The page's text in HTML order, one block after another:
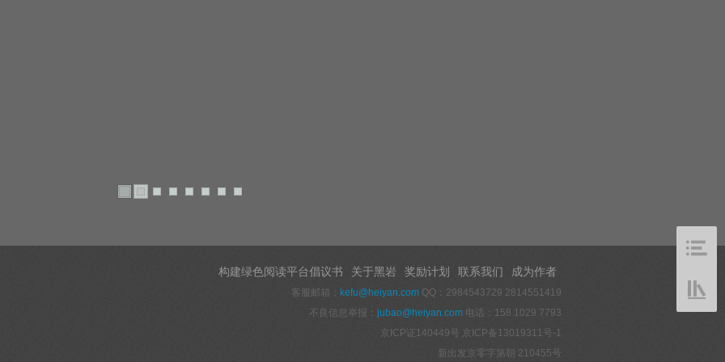
构建绿色阅读平台倡议书 关于黑岩 奖励计划 联系我们 成为作者
客服邮箱： kefu@heiyan.com QQ：2984543729 2814551419
不良信息举报： jubao@heiyan.com 电话：158 1029 7793
京ICP证140449号 京ICP备13019311号-1
新出发京零字第朝 210455号